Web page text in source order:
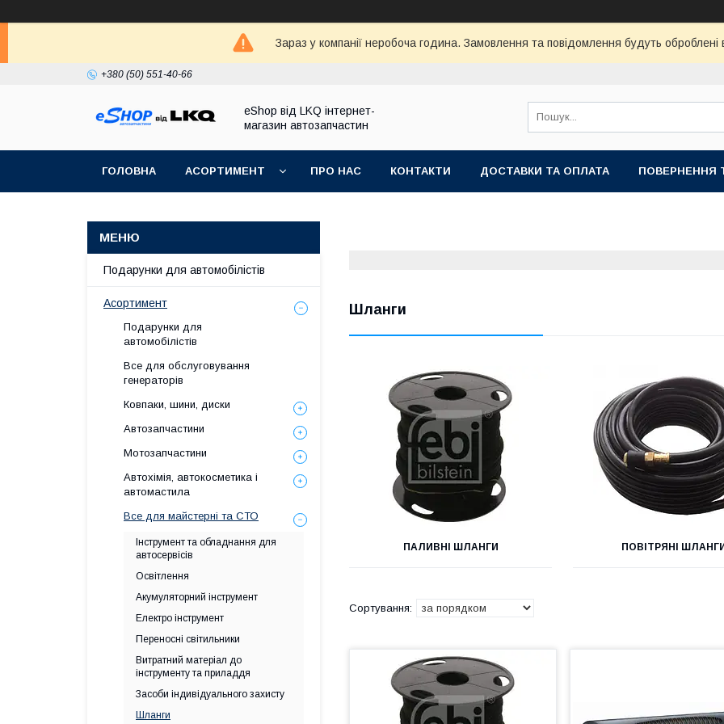
Зараз у компанії неробоча година. Замовлення та повідомлення будуть
+380 (50) 551-40-66
eShop від LKQ інтернет-
магазин автозапчастин
ГОЛОВНА АСОРТИМЕНТ ПРО НАС КОНТАКТИ ДОСТАВКИ ТА ОПЛАТА ПОВЕРНЕННЯ
Шланги
ПАЛИВНІ ШЛАНГИ ПОВІТРЯНІ
Подарунки для автомобілістів
Асортимент
Подарунки для
автомобілістів
Все для обслуговування
генераторів
Ковпаки, шини, диски
Автозапчастини
Мотозапчастини
Автохімія, автокосметика і
автомастила
Все для майстерні та СТО
Інструмент та обладнання для
автосервісів
Освітлення
Акумуляторний інструмент
Електро інструмент
Переносні світильники
Витратний матеріал до
інструменту та приладдя
Засоби індивідуального захисту
Шланги